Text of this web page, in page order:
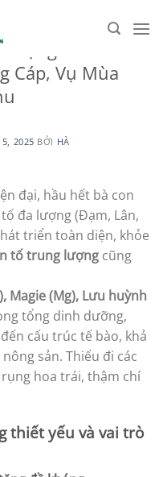
– Nền
Cáp, Vụ Mùa
2025 BỞI HÀ
đại, hầu hết bà con
đa lượng (Đạm, Lân,
triển toàn diện, khỏe
tố trung lượng cũng
Magie (Mg), Lưu huỳnh
tổng dinh dưỡng,
cấu trúc tế bào, khả
sản. Thiếu đi các
rụng hoa trái, thậm chí
thiết yếu và vai trò